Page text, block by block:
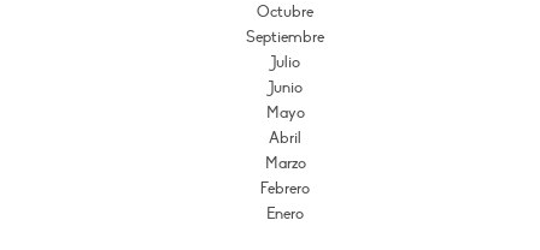
Octubre
Septiembre
Julio
Junio
Mayo
Abril
Marzo
Febrero
Enero